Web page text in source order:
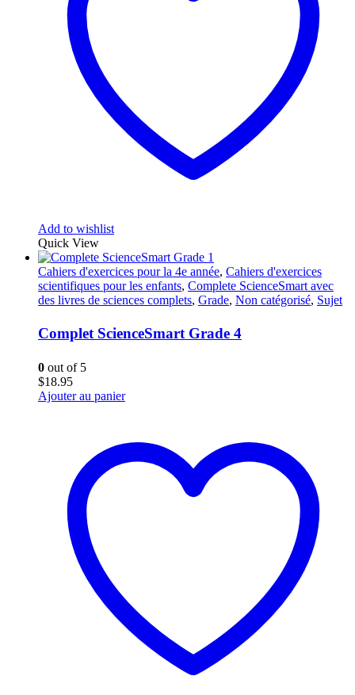
Add to wishlist
Quick View
Cahiers d'exercices pour la 4e année, Cahiers d'exercices
scientifiques pour les enfants, Complete ScienceSmart avec
des livres de sciences complets, Grade, Non catégorisé, Sujet
Complet ScienceSmart Grade 4
0 out of 5
$18.95
Ajouter au panier